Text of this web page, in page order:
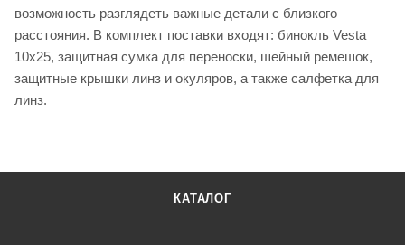
возможность разглядеть важные детали с близкого
расстояния. В комплект поставки входят: бинокль Vesta
10x25, защитная сумка для переноски, шейный ремешок,
защитные крышки линз и окуляров, а также салфетка для
линз.
КАТАЛОГ